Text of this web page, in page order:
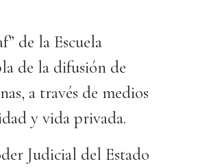
de la Escuela
de la difusión de
a través de medios
y vida privada.
Judicial del Estado